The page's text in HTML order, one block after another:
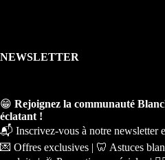
NEWSLETTER
😁 Rejoignez la communauté
éclatant !
📬 Inscrivez-vous à notre newsletter
💌 Offres exclusives | 🦷 Astuces